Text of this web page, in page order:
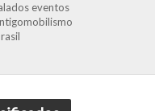
eventos